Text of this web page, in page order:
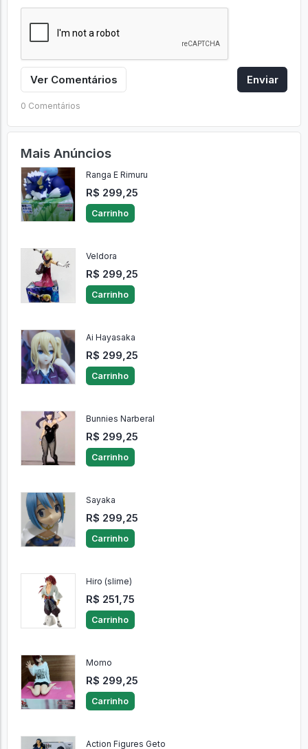
Ver Comentários Enviar
0 Comentários
Mais Anúncios
Ranga E Rimuru
R$ 299,25
Carrinho
Veldora
R$ 299,25
Carrinho
Ai Hayasaka
R$ 299,25
Carrinho
Bunnies Narberal
R$ 299,25
Carrinho
Sayaka
R$ 299,25
Carrinho
Hiro (slime)
R$ 251,75
Carrinho
Momo
R$ 299,25
Carrinho
Action Figures Geto